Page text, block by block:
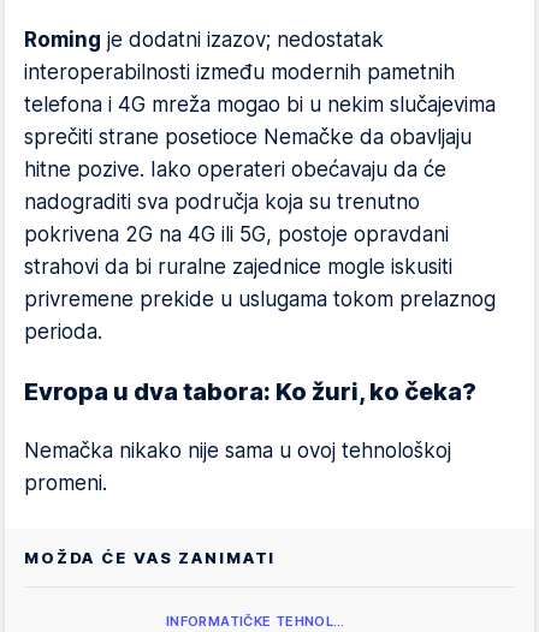
Roming je dodatni izazov; nedostatak
interoperabilnosti između modernih pametnih
telefona i 4G mreža mogao bi u nekim slučajevima
sprečiti strane posetioce Nemačke da obavljaju
hitne pozive. Iako operateri obećavaju da će
nadograditi sva područja koja su trenutno
pokrivena 2G na 4G ili 5G, postoje opravdani
strahovi da bi ruralne zajednice mogle iskusiti
privremene prekide u uslugama tokom prelaznog
perioda.
Evropa u dva tabora: Ko žuri, ko čeka?
Nemačka nikako nije sama u ovoj tehnološkoj
promeni.
MOŽDA ĆE VAS ZANIMATI
INFORMATIČKE TEHNOL…